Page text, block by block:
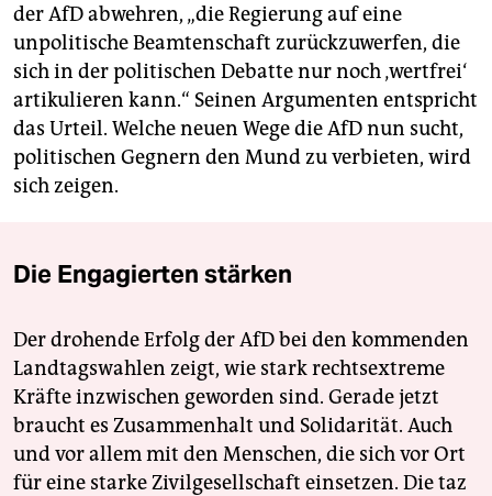
der AfD abwehren, „die Regierung auf eine
unpolitische Beamtenschaft zurückzuwerfen, die
sich in der politischen Debatte nur noch ‚wertfrei‘
artikulieren kann.“ Seinen Argumenten entspricht
das Urteil. Welche neuen Wege die AfD nun sucht,
politischen Gegnern den Mund zu verbieten, wird
sich zeigen.
Die Engagierten stärken
Der drohende Erfolg der AfD bei den kommenden
Landtagswahlen zeigt, wie stark rechtsextreme
Kräfte inzwischen geworden sind. Gerade jetzt
braucht es Zusammenhalt und Solidarität. Auch
und vor allem mit den Menschen, die sich vor Ort
für eine starke Zivilgesellschaft einsetzen. Die taz